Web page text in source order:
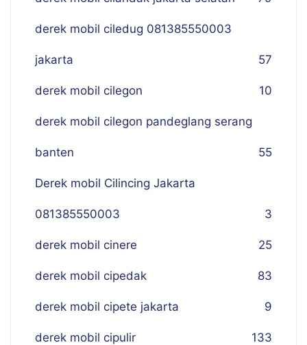
derek mobil ciledug 081385550003
jakarta 57
derek mobil cilegon 10
derek mobil cilegon pandeglang serang
banten 55
Derek mobil Cilincing Jakarta
081385550003 3
derek mobil cinere 25
derek mobil cipedak 83
derek mobil cipete jakarta 9
derek mobil cipulir 133